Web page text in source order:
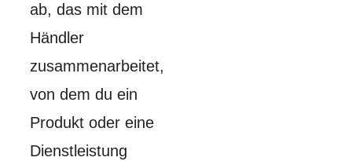
ab, das mit dem
Händler
zusammenarbeitet,
von dem du ein
Produkt oder eine
Dienstleistung